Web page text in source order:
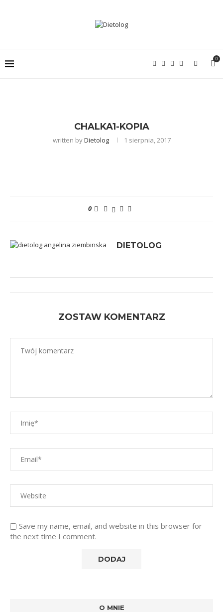
0
CHALKA1-KOPIA
written byDietolog 1 sierpnia, 2017
0
DIETOLOG
ZOSTAW KOMENTARZ
Save my name, email, and website in this browser for
the next time I comment.
O MNIE